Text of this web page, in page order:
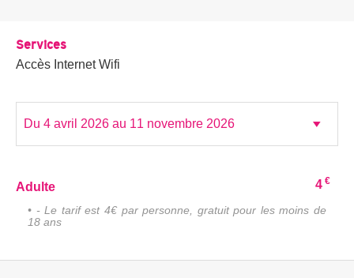
Services
Accès Internet Wifi
Adulte 4 €
• - Le tarif est 4€ par personne, gratuit pour les moins de
18 ans